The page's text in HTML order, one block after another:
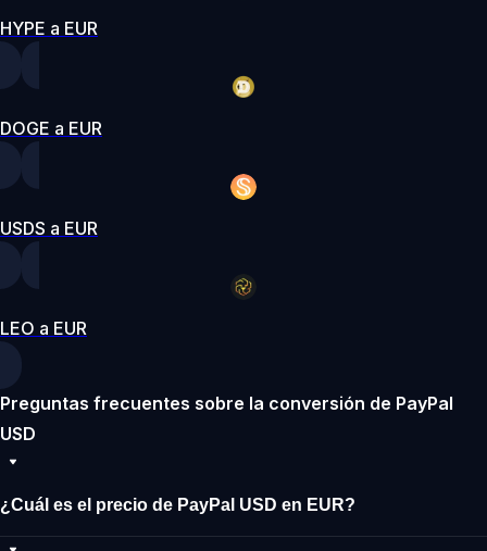
HYPE a EUR
DOGE a EUR
USDS a EUR
LEO a EUR
Preguntas frecuentes sobre la conversión de PayPal
USD
¿Cuál es el precio de PayPal USD en EUR?